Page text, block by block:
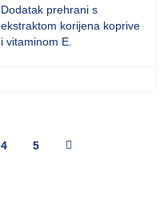
Dodatak prehrani s
ekstraktom korijena koprive
i vitaminom E.
4 5